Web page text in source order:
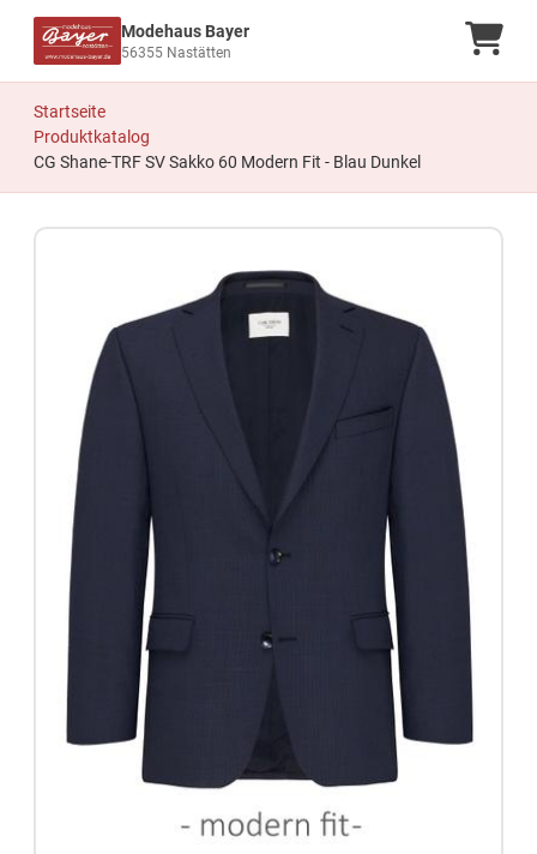
Modehaus Bayer
56355 Nastätten
Startseite
Produktkatalog
CG Shane-TRF SV Sakko 60 Modern Fit - Blau Dunkel